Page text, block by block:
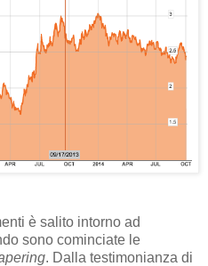
è salito intorno ad
sono cominciate le
. Dalla testimonianza di